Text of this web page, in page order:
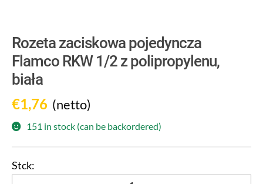
Rozeta zaciskowa pojedyncza
Flamco RKW 1/2 z polipropylenu,
biała
€1,76 (netto)
151 in stock (can be backordered)